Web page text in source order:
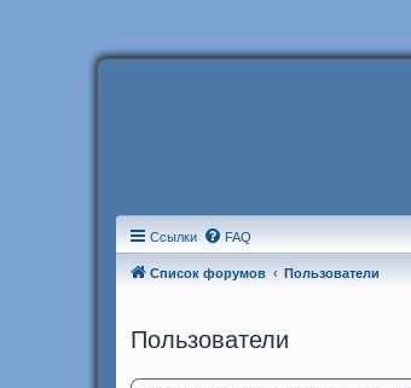
Ссылки FAQ
Список форумов Пользователи
Пользователи